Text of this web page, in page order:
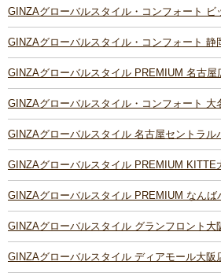
GINZAグローバルスタイル・コンフォート ビ
GINZAグローバルスタイル・コンフォート 静
GINZAグローバルスタイル PREMIUM 名古屋
GINZAグローバルスタイル・コンフォート 大
GINZAグローバルスタイル 名古屋セントラル
GINZAグローバルスタイル PREMIUM KITTE
GINZAグローバルスタイル PREMIUM なんば
GINZAグローバルスタイル グランフロント大
GINZAグローバルスタイル ディアモール大阪